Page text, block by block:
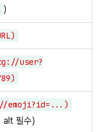
)
user?
emoji?id=...)
alt 필수)